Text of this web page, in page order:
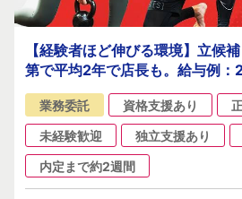
【経験者ほど伸びる環境】立候
第で平均2年で店長も。給与例：
業務委託 資格支援あり
未経験歓迎
独立支援あり
内定まで約2週間